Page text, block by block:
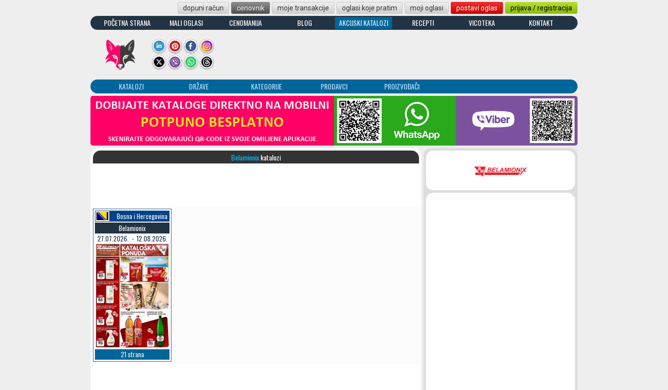
dopuni račun cenovnik moje transakcije oglasi koje pratim moji oglasi postavi oglas prijava / registracija
POČETNA STRANA MALI OGLASI CENOMANIJA BLOG AKCIJSKI KATALOZI RECEPTI VICOTEKA KONTAKT
KATALOZI DRŽAVE KATEGORIJE PRODAVCI PROIZVOĐAČI
Belamionixkatalozi
Bosna i Hercegovina
Belamionix
27.07.2026. - 12.08.2026.
21 strana